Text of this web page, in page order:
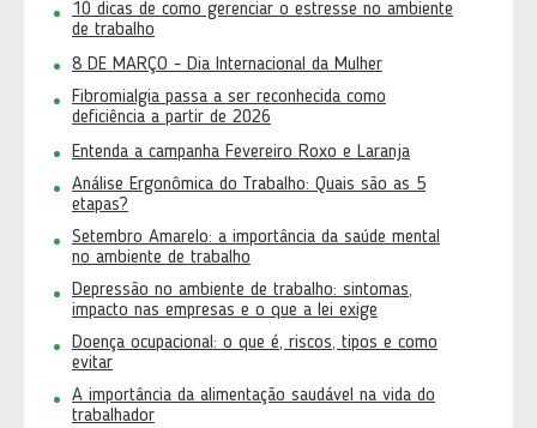
10 dicas de como gerenciar o estresse no ambiente
de trabalho
8 DE MARÇO - Dia Internacional da Mulher
Fibromialgia passa a ser reconhecida como
deficiência a partir de 2026
Entenda a campanha Fevereiro Roxo e Laranja
Análise Ergonômica do Trabalho: Quais são as 5
etapas?
Setembro Amarelo: a importância da saúde mental
no ambiente de trabalho
Depressão no ambiente de trabalho: sintomas,
impacto nas empresas e o que a lei exige
Doença ocupacional: o que é, riscos, tipos e como
evitar
A importância da alimentação saudável na vida do
trabalhador